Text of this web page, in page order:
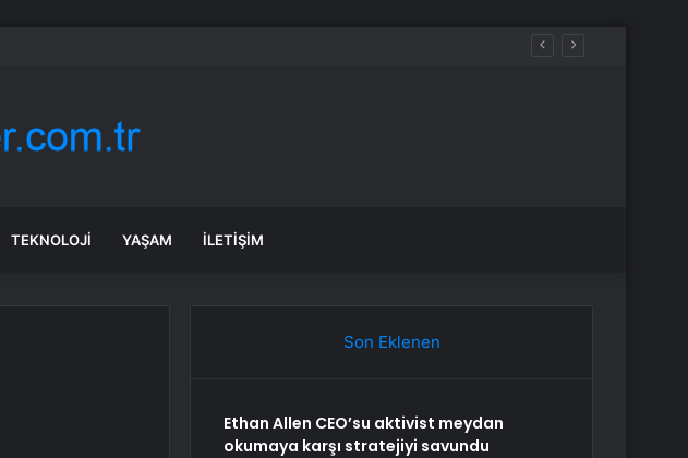
anlar: Annesi güçlükle ayakta durabildi
TEKNOLOJI YAŞAM İLETIŞIM
Son Eklenen
Ethan Allen CEO’su aktivist meydan
okumaya karşı stratejiyi savundu